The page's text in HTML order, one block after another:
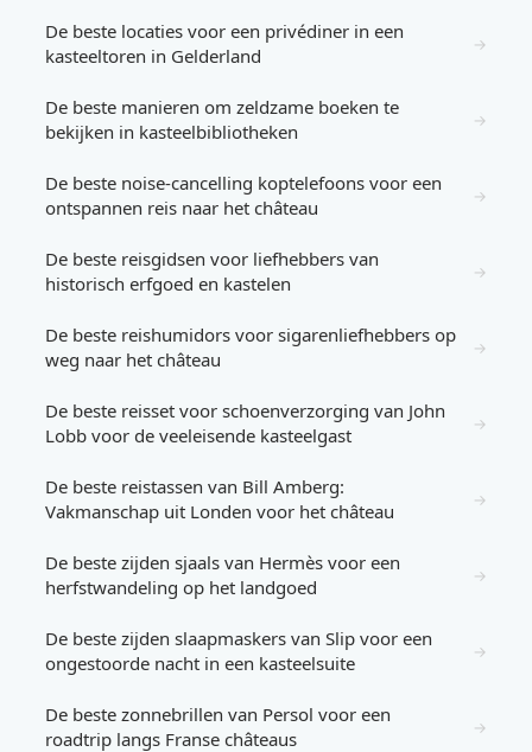
De beste locaties voor een privédiner in een
kasteeltoren in Gelderland
→
De beste manieren om zeldzame boeken te
bekijken in kasteelbibliotheken
→
De beste noise-cancelling koptelefoons voor een
ontspannen reis naar het château
→
De beste reisgidsen voor liefhebbers van
historisch erfgoed en kastelen
→
De beste reishumidors voor sigarenliefhebbers op
weg naar het château
→
De beste reisset voor schoenverzorging van John
Lobb voor de veeleisende kasteelgast
→
De beste reistassen van Bill Amberg:
Vakmanschap uit Londen voor het château
→
De beste zijden sjaals van Hermès voor een
herfstwandeling op het landgoed
→
De beste zijden slaapmaskers van Slip voor een
ongestoorde nacht in een kasteelsuite
→
De beste zonnebrillen van Persol voor een
roadtrip langs Franse châteaus
→